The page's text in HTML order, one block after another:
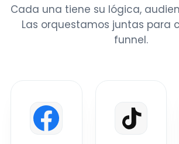
Cada una tiene su lógica,
Las orquestamos juntas para
funnel.